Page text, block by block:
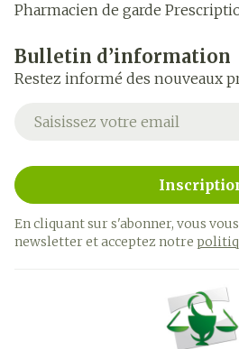
Pharmacien de garde
Bulletin d’information
Restez informé des nouveaux
Adresse mail
En cliquant sur s'abonner, vous
newsletter et acceptez notre